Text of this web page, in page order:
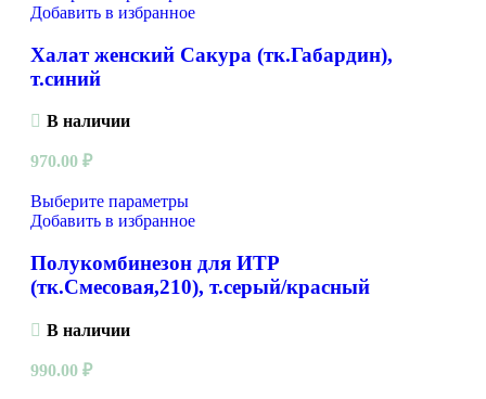
Добавить в избранное
Халат женский Сакура (тк.Габардин),
т.синий
В наличии
970.00 ₽
Выберите параметры
Добавить в избранное
Полукомбинезон для ИТР
(тк.Смесовая,210), т.серый/красный
В наличии
990.00 ₽